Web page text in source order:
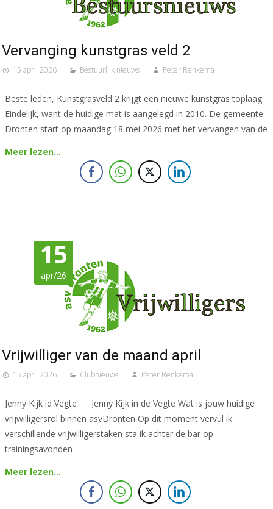
Vervanging kunstgras veld 2
15 april 2026 Bestuurlijk nieuws Peter Renkema
Beste leden, Kunstgrasveld 2 krijgt een nieuwe kunstgras toplaag.
Eindelijk, want de huidige mat is aangelegd in 2010. De gemeente
Dronten start op maandag 18 mei 2026 met het vervangen van de
Meer lezen…
15
apr/26
Vrijwilliger van de maand april
15 april 2026 Clubnieuws Peter Renkema
Jenny Kijk id Vegte Jenny Kijk in de Vegte Wat is jouw huidige
vrijwilligersrol binnen asvDronten Op dit moment vervul ik
verschillende vrijwilligerstaken sta ik achter de bar op
trainingsavonden
Meer lezen…